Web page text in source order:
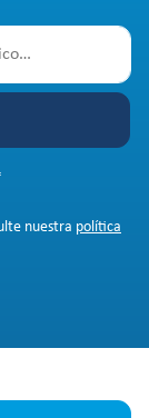
nuestra política